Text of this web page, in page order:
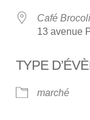
Café Brocoli
13 avenue
TYPE
marché